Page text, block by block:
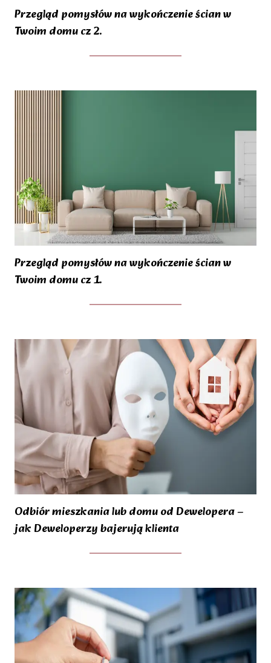
Przegląd pomysłów na wykończenie ścian w
Twoim domu cz 2.
Przegląd pomysłów na wykończenie ścian w
Twoim domu cz 1.
Odbiór mieszkania lub domu od Dewelopera –
jak Deweloperzy bajerują klienta